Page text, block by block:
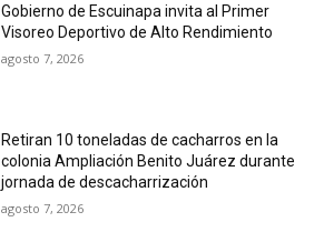
Gobierno de Escuinapa invita al Primer
Visoreo Deportivo de Alto Rendimiento
agosto 7, 2026
Retiran 10 toneladas de cacharros en la
colonia Ampliación Benito Juárez durante
jornada de descacharrización
agosto 7, 2026